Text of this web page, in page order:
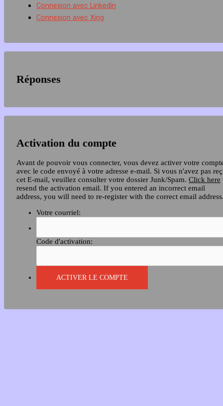
Connexion avec Linkedin
Connexion avec Xing
Réponses
Activation du compte
Avant de pouvoir vous connecter, vous devez activer votre
avec le code envoyé à votre adresse e-mail. Si vous n'avez pas
cet E-mail, veuillez consulter votre dossier Junk/Spam. Click here
resend the activation email. If you entered an incorrect email
address, you will need to re-register with the correct email
Votre courriel:
Code d'activation: